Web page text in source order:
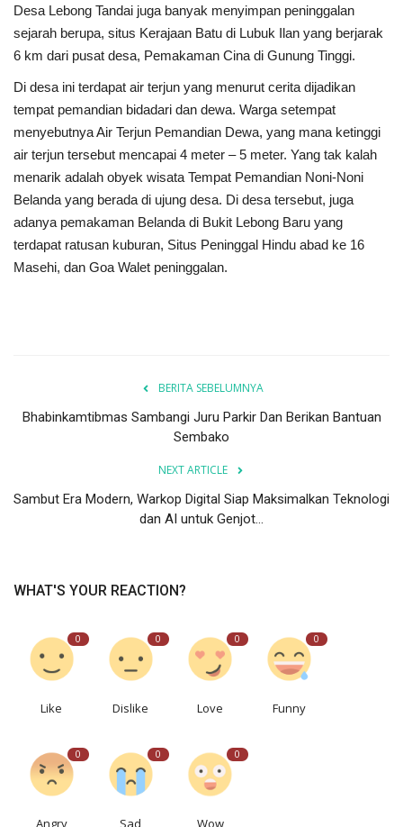
Desa Lebong Tandai juga banyak menyimpan peninggalan
sejarah berupa, situs Kerajaan Batu di Lubuk Ilan yang berjarak
6 km dari pusat desa, Pemakaman Cina di Gunung Tinggi.
Di desa ini terdapat air terjun yang menurut cerita dijadikan
tempat pemandian bidadari dan dewa. Warga setempat
menyebutnya Air Terjun Pemandian Dewa, yang mana ketinggi
air terjun tersebut mencapai 4 meter – 5 meter. Yang tak kalah
menarik adalah obyek wisata Tempat Pemandian Noni-Noni
Belanda yang berada di ujung desa. Di desa tersebut, juga
adanya pemakaman Belanda di Bukit Lebong Baru yang
terdapat ratusan kuburan, Situs Peninggal Hindu abad ke 16
Masehi, dan Goa Walet peninggalan.
BERITA SEBELUMNYA
Bhabinkamtibmas Sambangi Juru Parkir Dan Berikan Bantuan
Sembako
NEXT ARTICLE
Sambut Era Modern, Warkop Digital Siap Maksimalkan Teknologi
dan AI untuk Genjot...
WHAT'S YOUR REACTION?
0
Like
0
Dislike
0
Love
0
Funny
0
Angry
0
Sad
0
Wow